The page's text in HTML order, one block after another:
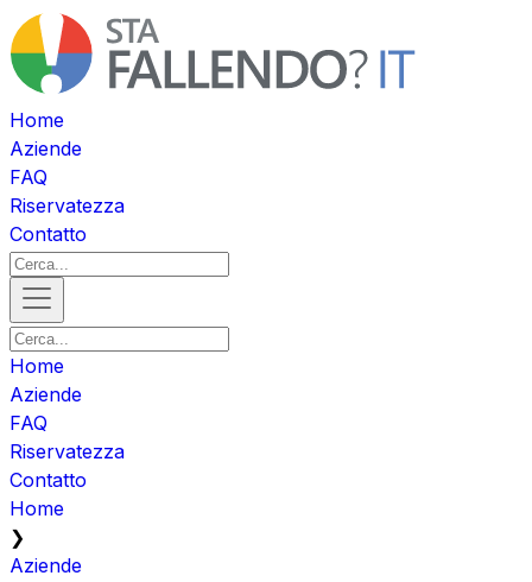
Home
Aziende
FAQ
Riservatezza
Contatto
Home
Aziende
FAQ
Riservatezza
Contatto
Home
❯
Aziende